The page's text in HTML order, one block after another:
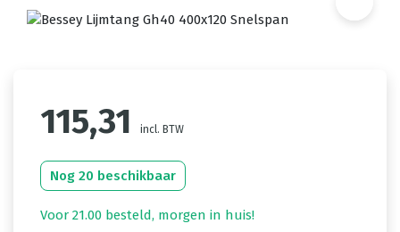
115,31 incl. BTW
Nog 20 beschikbaar
Voor 21.00 besteld, morgen in huis!